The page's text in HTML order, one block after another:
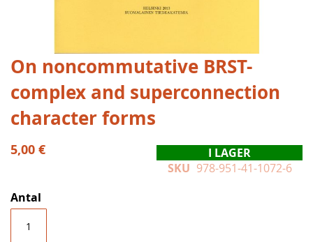
Hoppa
till
början
bildgalleriet
On noncommutative BRST-
complex and superconnection
character forms
5,00 €
I LAGER
SKU 978-951-41-1072-6
Antal